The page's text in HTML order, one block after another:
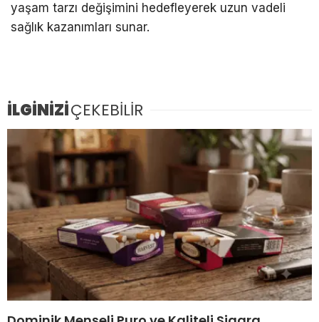
yaşam tarzı değişimini hedefleyerek uzun vadeli
sağlık kazanımları sunar.
İLGİNİZİÇEKEBİLİR